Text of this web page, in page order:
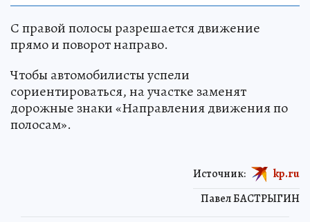
С правой полосы разрешается движение
прямо и поворот направо.
Чтобы автомобилисты успели
сориентироваться, на участке заменят
дорожные знаки «Направления движения по
полосам».
Павел БАСТРЫГИН
Источник: kp.ru